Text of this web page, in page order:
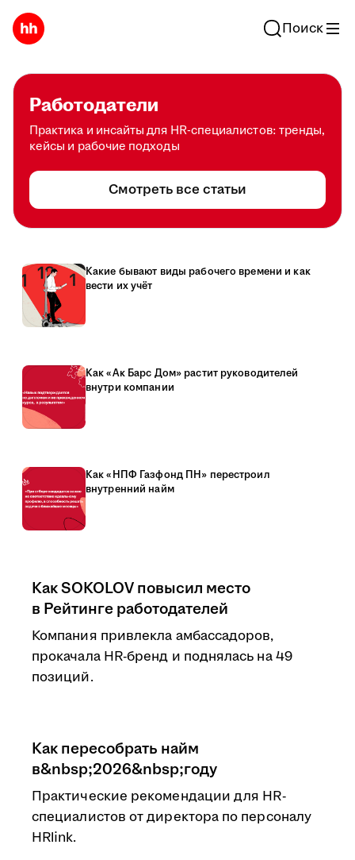
Поиск
Работодатели
Практика и инсайты для HR-специалистов: тренды,
кейсы и рабочие подходы
Смотреть все статьи
Какие бывают виды рабочего времени и как
вести их учёт
Как «Ак Барс Дом» растит руководителей
внутри компании
Как «НПФ Газфонд ПН» перестроил
внутренний найм
Как SOKOLOV повысил место
в Рейтинге работодателей
Компания привлекла амбассадоров,
прокачала HR-бренд и поднялась на 49
позиций.
Как пересобрать найм
в&nbsp;2026&nbsp;году
Практические рекомендации для HR-
специалистов от директора по персоналу
HRlink.